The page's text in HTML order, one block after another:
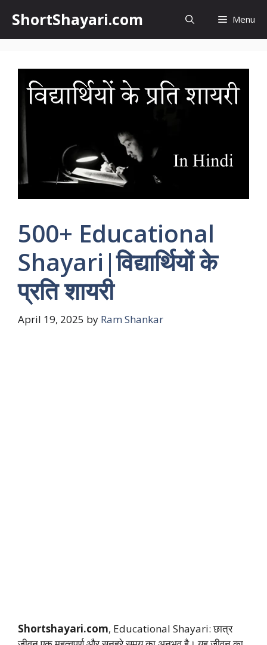
content
ShortShayari.com Menu
500+ Educational
Shayari|विद्यार्थियों के
प्रति शायरी
April 19, 2025 by Ram Shankar
Shortshayari.com, Educational Shayari: छात्र